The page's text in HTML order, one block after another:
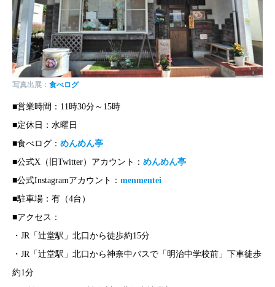
写真出展： 食べログ
■営業時間：11時30分～15時
■定休日：水曜日
■食べログ： めんめん亭
■公式X（旧Twitter）アカウント： めんめん亭
■公式Instagramアカウント： menmentei
■駐車場：有（4台）
■アクセス：
・JR「辻堂駅」北口から徒歩約15分
・JR「辻堂駅」北口から神奈中バスで「明治中学校前」下車徒歩
約1分